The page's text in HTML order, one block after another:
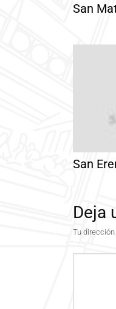
San
San
Deja
Tu